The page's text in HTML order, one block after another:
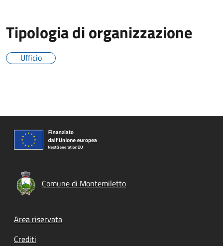
Tipologia di organizzazione
Ufficio
Comune di Montemiletto
Footer menu
Area riservata
Crediti